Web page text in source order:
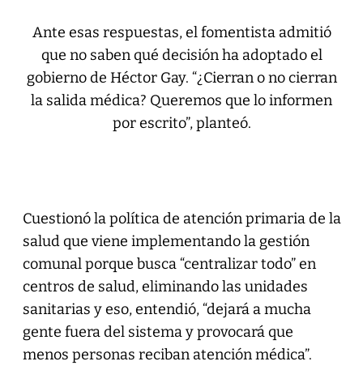
Ante esas respuestas, el fomentista admitió
que no saben qué decisión ha adoptado el
gobierno de Héctor Gay. “¿Cierran o no cierran
la salida médica? Queremos que lo informen
por escrito”, planteó.
Cuestionó la política de atención primaria de la
salud que viene implementando la gestión
comunal porque busca “centralizar todo” en
centros de salud, eliminando las unidades
sanitarias y eso, entendió, “dejará a mucha
gente fuera del sistema y provocará que
menos personas reciban atención médica”.